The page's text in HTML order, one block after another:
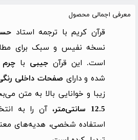
معرفی اجمالی محصول
قرآن کریم با ترجمه استاد
نسخه نفیس و سبک برای
است. این قرآن جیبی با چرم
شده و دارای صفحات داخلی
زیبا و خوانایی بالا به متن
12.5 سانتی‌متر
، آن را به
استفاده شخصی، هدیه‌های